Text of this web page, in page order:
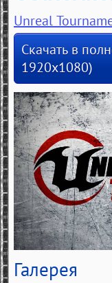
Unreal
Скачать в
1920x1080)
Галерея